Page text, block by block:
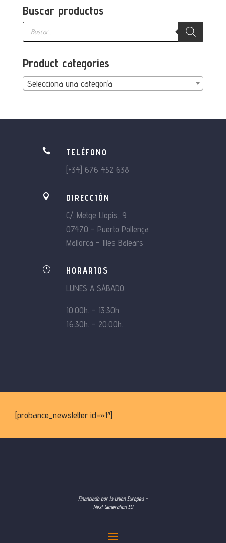
Buscar productos
Búsqueda
productos
Product categories
Selecciona una categoría

TELÉFONO
[+34] 676 452 638

DIRECCIÓN
C/. Metge Llopis, 9
07470 – Puerto Pollença
Mallorca – Illes Balears
}
HORARIOS
LUNES A SÁBADO
10:00h. – 13:30h.
16:30h. – 20:00h.
[probance_newsletter id=»1″]
Financiado por la Unión Europea –
Next Generation EU